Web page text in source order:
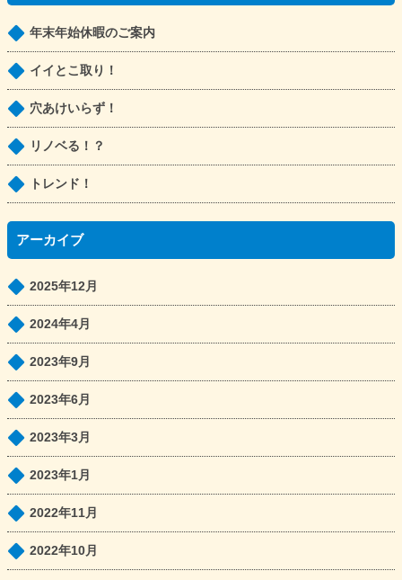
年末年始休暇のご案内
イイとこ取り！
穴あけいらず！
リノベる！？
トレンド！
アーカイブ
2025年12月
2024年4月
2023年9月
2023年6月
2023年3月
2023年1月
2022年11月
2022年10月